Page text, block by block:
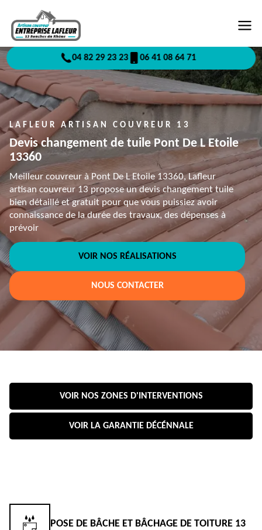
04 82 29 23 23 06 41 08 64 71
LAFLEUR ARTISAN COUVREUR 13
Devis changement de tuile Pont De L Etoile
13360
Meilleur couvreur à Pont De L Etoile 13360, Lafleur
artisan couvreur 13 propose un devis changement tuile
bien détaillé et gratuit pour que vous puissiez avoir
connaissance de la durée des travaux, des dépenses à
prévoir
VOIR NOS RÉALISATIONS
NOUS CONTACTER
VOIR NOS ZONES D'INTERVENTIONS
VOIR LA GARANTIE DÉCÉNNALE
POSE DE BÂCHE ET BÂCHAGE DE TOITURE 13